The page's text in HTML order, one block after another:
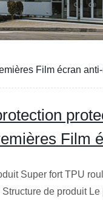
Film écran
Film
Super fort TPU
de produit